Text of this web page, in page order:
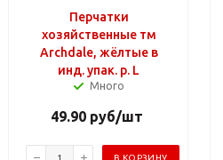
Перчатки
хозяйственные тм
Archdale, жёлтые в
инд. упак. р. L
Много
49.90 руб/шт
В КОРЗИНУ